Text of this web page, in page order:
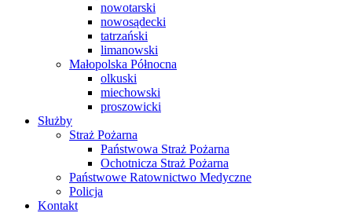
nowotarski
nowosądecki
tatrzański
limanowski
Małopolska Północna
olkuski
miechowski
proszowicki
Służby
Straż Pożarna
Państwowa Straż Pożarna
Ochotnicza Straż Pożarna
Państwowe Ratownictwo Medyczne
Policja
Kontakt